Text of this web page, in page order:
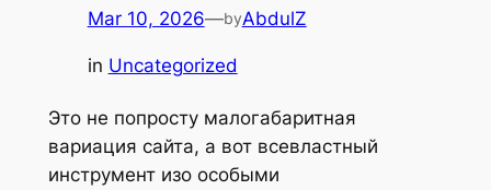
Mar 10, 2026—byAbdulZ
in Uncategorized
Это не попросту малогабаритная
вариация сайта, а вот всевластный
инструмент изо особыми